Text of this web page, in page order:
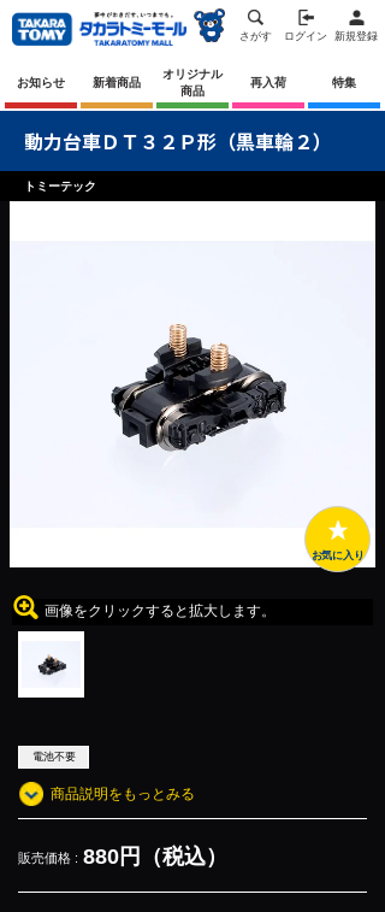
さがす ログイン 新規登録
お知らせ 新着商品
オリジナル
商品
再入荷 特集
動力台車ＤＴ３２Ｐ形（黒車輪２）
トミーテック
お気に入り
画像をクリックすると拡大します。
電池不要
商品説明をもっとみる
販売価格 : 880円（税込）